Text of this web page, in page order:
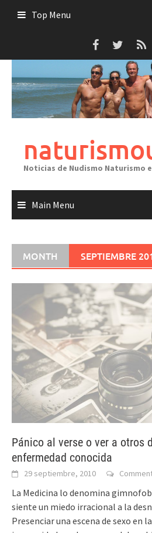
Top Menu
Noticias de Nudismo Naturismo
Main Menu
MONTH SEPTIEMBRE
Pánico al verse o ver a otros
enfermedad conocida
29 septiembre, 2010
La Medicina lo denomina
siente un miedo irracional a la
Presenciar una escena de sexo en